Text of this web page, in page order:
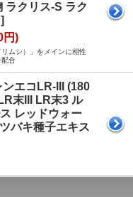
ラクリス-S ラク
円)
ムシ）」をメインに相性
配合
ンエコLR-III (180
末III LR末3 ル
レッドウォー
バキ種子エキス